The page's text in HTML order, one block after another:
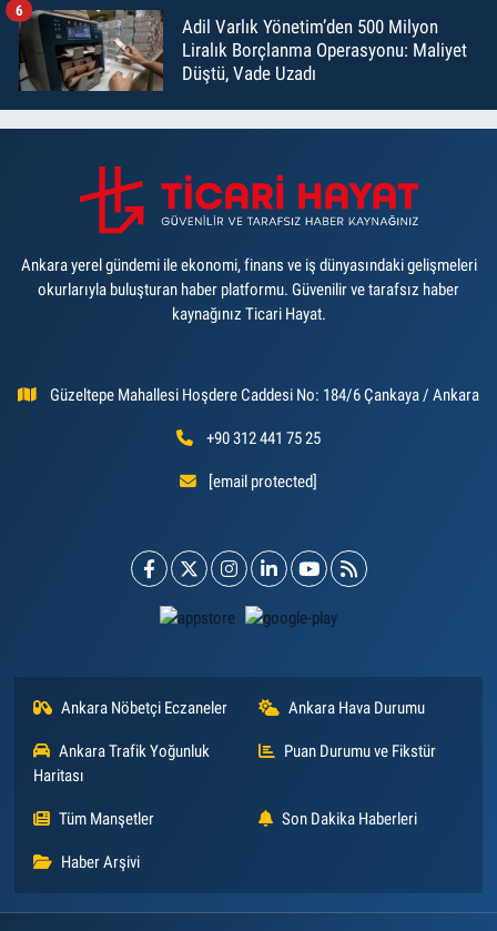
Adil Varlık Yönetim’den 500 Milyon
Liralık Borçlanma Operasyonu: Maliyet
Düştü, Vade Uzadı
6
Ankara yerel gündemi ile ekonomi, finans ve iş dünyasındaki gelişmeleri
okurlarıyla buluşturan haber platformu. Güvenilir ve tarafsız haber
kaynağınız Ticari Hayat.
Güzeltepe Mahallesi Hoşdere Caddesi No: 184/6 Çankaya / Ankara
+90 312 441 75 25
[email protected]
Ankara Nöbetçi Eczaneler Ankara Hava Durumu
Ankara Trafik Yoğunluk
Haritası
Puan Durumu ve Fikstür
Tüm Manşetler Son Dakika Haberleri
Haber Arşivi